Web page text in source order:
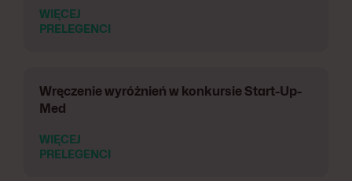
WIĘCEJ
PRELEGENCI
Wręczenie wyróżnień w konkursie Start-Up-
Med
WIĘCEJ
PRELEGENCI